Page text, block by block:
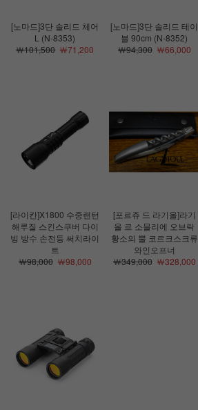
[노마드]3단 솔리드 체어
L (N-8353)
￦101,500￦71,200
[노마드]3단 솔리드 테이
블 90cm (N-8352)
￦94,300￦66,000
[라이칸]X1800 수중랜턴
해루질 스킨스쿠버 다이
빙 방수 손전등 써치라이
트
￦98,000￦98,000
[포르쥬 드 라기올]라기
올 르 소믈리에 오브락
황소의 뿔 코르크스크류
와인오프너
￦349,000￦328,000